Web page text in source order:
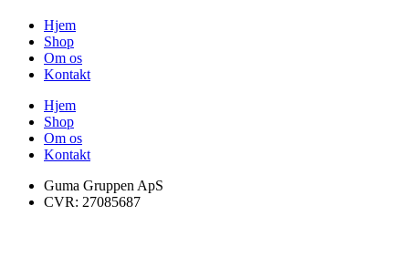
Hjem
Shop
Om os
Kontakt
Hjem
Shop
Om os
Kontakt
Guma Gruppen ApS
CVR: 27085687